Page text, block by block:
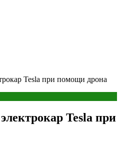
Tesla при помощи дрона
Tesla при